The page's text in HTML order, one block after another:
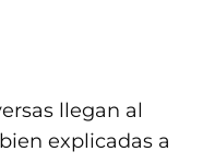
llegan al
explicadas a